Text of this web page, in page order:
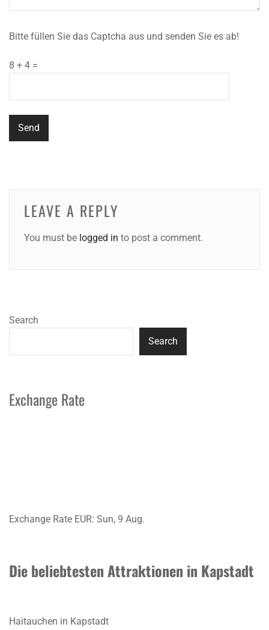
Bitte füllen Sie das Captcha aus und senden Sie es ab!
8 + 4 =
LEAVE A REPLY
You must be logged in to post a comment.
Search
Search
Exchange Rate
Exchange Rate EUR: Sun, 9 Aug.
Die beliebtesten Attraktionen in Kapstadt
Haitauchen in Kapstadt